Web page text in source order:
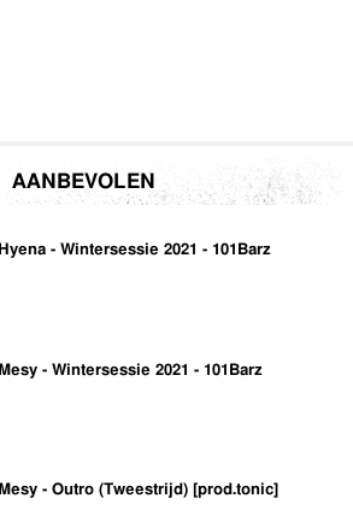
AANBEVOLEN
Hyena - Wintersessie 2021 - 101Barz
Mesy - Wintersessie 2021 - 101Barz
Mesy - Outro (Tweestrijd) [prod.tonic]